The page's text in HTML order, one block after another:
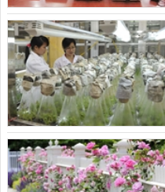
du lịch Đà Nẵng
0906 483699 - 0916
thuê xe du lịch đà
xe du lịch đà nẵng,